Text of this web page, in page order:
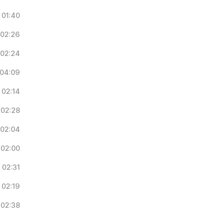
01:40
02:26
02:24
04:09
02:14
02:28
02:04
02:00
02:31
02:19
02:38